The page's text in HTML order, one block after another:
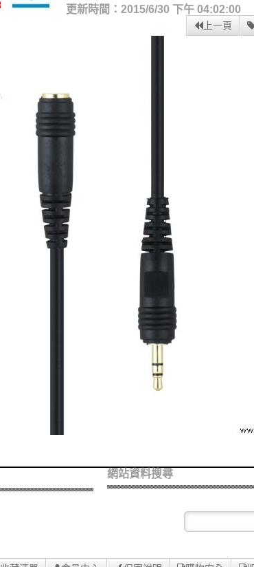
更新時間：2015/6/30 下午 04:02:00
上一頁
網站資料搜尋